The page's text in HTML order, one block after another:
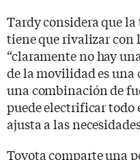
Tardy considera que
tiene que rivalizar con
“claramente no hay
de la movilidad es una
una combinación de
puede electrificar todo
ajusta a las
Toyota comparte una